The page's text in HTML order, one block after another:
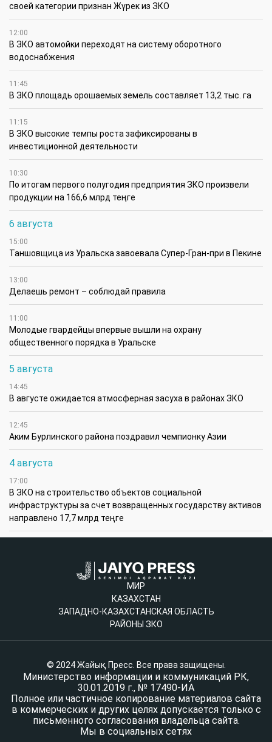
своей категории признан Жүрек из ЗКО
12:00
В ЗКО автомойки переходят на систему оборотного
водоснабжения
11:45
В ЗКО площадь орошаемых земель составляет 13,2 тыс. га
11:15
В ЗКО высокие темпы роста зафиксированы в
инвестиционной деятельности
10:30
По итогам первого полугодия предприятия ЗКО произвели
продукции на 166,6 млрд теңге
6 августа
15:00
Таншовщица из Уральска завоевала Супер-Гран-при в Пекине
13:00
Делаешь ремонт – соблюдай правила
11:00
Молодые гвардейцы впервые вышли на охрану
общественного порядка в Уральске
5 августа
14:45
В августе ожидается атмосферная засуха в районах ЗКО
12:45
Аким Бурлинского района поздравил чемпионку Азии
4 августа
17:00
В ЗКО на строительство объектов социальной
инфраструктуры за счет возвращенных государству активов
направлено 17,7 млрд теңге
МИР
КАЗАХСТАН
ЗАПАДНО-КАЗАХСТАНСКАЯ ОБЛАСТЬ
РАЙОНЫ ЗКО
© 2024 Жайық Пресс. Все права защищены.
Министерство информации и коммуникаций РК,
30.01.2019 г., № 17490-ИА
Полное или частичное копирование материалов сайта
в коммерческих и других целях допускается только с
письменного согласования владельца сайта.
Мы в социальных сетях